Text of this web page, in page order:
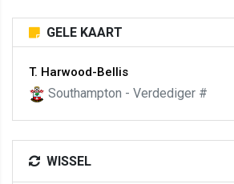
GELE KAART
T. Harwood-Bellis
Southampton - Verdediger #
WISSEL